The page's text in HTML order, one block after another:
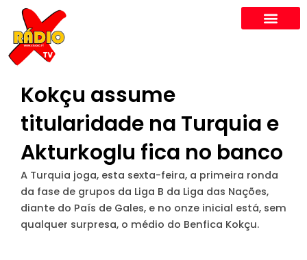
content
Kokçu assume
titularidade na Turquia e
Akturkoglu fica no banco
A Turquia joga, esta sexta-feira, a primeira ronda
da fase de grupos da Liga B da Liga das Nações,
diante do País de Gales, e no onze inicial está, sem
qualquer surpresa, o médio do Benfica Kokçu.